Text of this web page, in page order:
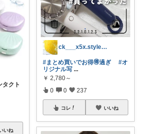
タクト
いね
ck___x5x.style(ﾌﾟﾛﾌ
#まとめ買いでお得🉐過ぎ
#オ
リジナル写 ...
￥ 2,780～
0 0 237
コレ いいね